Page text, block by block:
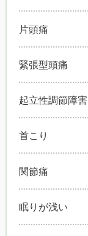
片頭痛
緊張型頭痛
起立性調節障害
首こり
関節痛
眠りが浅い